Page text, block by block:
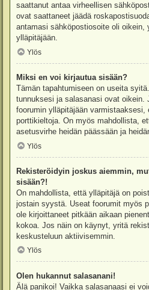
saattanut antaa virheellisen
ovat saattaneet jäädä
antamasi sähköpostiosoite oli oikein,
ylläpitäjään.
Ylös
Miksi en voi kirjautua sisään?
Tämän tapahtumiseen on useita
tunnuksesi ja salasanasi ovat oikein.
foorumin ylläpitäjään varmistaaksesi,
porttikieltoja. On myös mahdollista,
asetusvirhe heidän päässään ja
Ylös
Rekisteröidyin joskus aiemmin,
sisään?!
On mahdollista, että ylläpitäjä on
jostain syystä. Useat foorumit myös
ole kirjoittaneet pitkään aikaan
kokoa. Jos näin on käynyt, yritä
keskusteluun aktiivisemmin.
Ylös
Olen hukannut salasanani!
Älä panikoi! Vaikka salasanaasi ei